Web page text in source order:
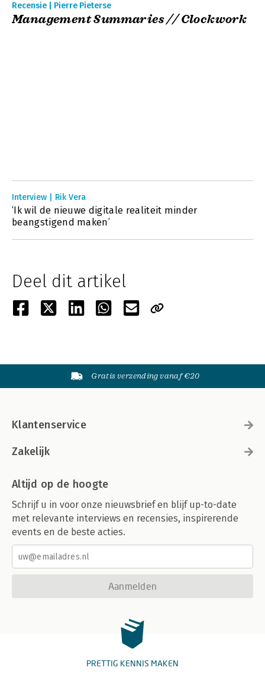
Recensie | Pierre Pieterse
Management Summaries // Clockwork
Interview | Rik Vera
‘Ik wil de nieuwe digitale realiteit minder
beangstigend maken’
Deel dit artikel
Gratis verzending vanaf €20
Klantenservice
Zakelijk
Altijd op de hoogte
Schrijf u in voor onze nieuwsbrief en blijf up-to-date
met relevante interviews en recensies, inspirerende
events en de beste acties.
Aanmelden
PRETTIG KENNIS MAKEN